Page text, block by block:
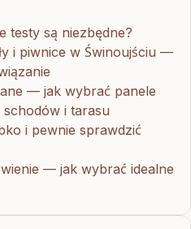
testy są niezbędne?
i piwnice w Świnoujściu —
— jak wybrać panele
schodów i tarasu
i pewnie sprawdzić
— jak wybrać idealne